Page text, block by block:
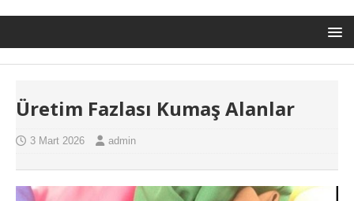
Üretim Fazlası Kumaş Alanlar
3 Mart 2026 admin